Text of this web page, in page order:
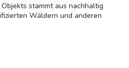
stammt aus nachhaltig
Wäldern und anderen